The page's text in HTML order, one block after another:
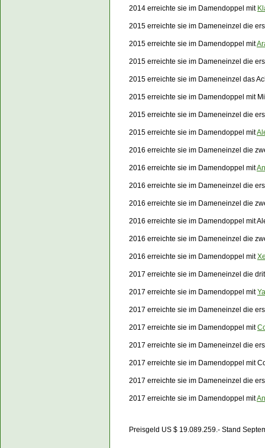
2014 erreichte sie im Damendoppel mit
2015 erreichte sie im Dameneinzel die
2015 erreichte sie im Damendoppel mit
2015 erreichte sie im Dameneinzel die
2015 erreichte sie im Dameneinzel das
2015 erreichte sie im Damendoppel mit
2015 erreichte sie im Dameneinzel die
2015 erreichte sie im Damendoppel mit
2016 erreichte sie im Dameneinzel die
2016 erreichte sie im Damendoppel mit
2016 erreichte sie im Dameneinzel die
2016 erreichte sie im Dameneinzel die
2016 erreichte sie im Damendoppel mit
2016 erreichte sie im Dameneinzel die
2016 erreichte sie im Damendoppel mit
2017 erreichte sie im Dameneinzel die
2017 erreichte sie im Damendoppel mit
2017 erreichte sie im Dameneinzel die
2017 erreichte sie im Damendoppel mit
2017 erreichte sie im Dameneinzel die
2017 erreichte sie im Damendoppel mit
2017 erreichte sie im Dameneinzel die
2017 erreichte sie im Damendoppel mit
Preisgeld US $ 19.089.259.- Stand